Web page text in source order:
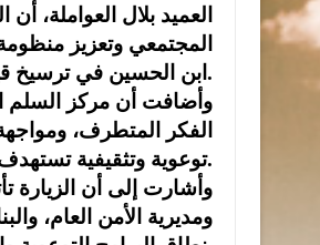
العميد بلال العواملة،
المجتمعي وتعزيز
ابن الحسين في ترسيخ قيم الاعتدال والتسامح وصون أمن المجتمع واستقراره.
وأضافت أن مركز السلم
الفكر المتطرف،
توعوية وتثقيفية تستهدف مختلف فئات المجتمع، لا سيما الأطفال والشباب.
وأشارت إلى أن الزيارة
ومديرية الأمن العام،